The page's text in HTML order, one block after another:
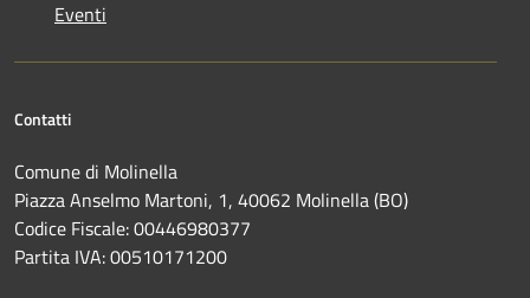
Eventi
Contatti
Comune di Molinella
Piazza Anselmo Martoni, 1, 40062 Molinella (BO)
Codice Fiscale: 00446980377
Partita IVA: 00510171200